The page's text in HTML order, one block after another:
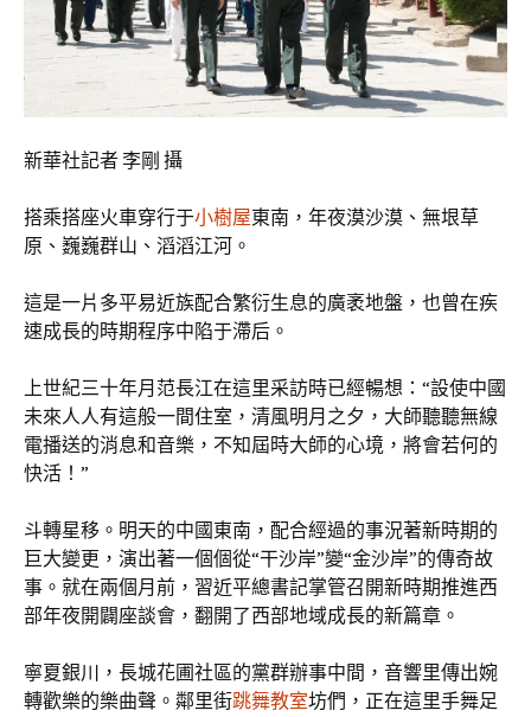
新華社記者 李剛 攝
搭乘搭座火車穿行于小樹屋東南，年夜漠沙漠、無垠草
原、巍巍群山、滔滔江河。
這是一片多平易近族配合繁衍生息的廣袤地盤，也曾在疾
速成長的時期程序中陷于滯后。
上世紀三十年月范長江在這里采訪時已經暢想：“設使中國
未來人人有這般一間住室，清風明月之夕，大師聽聽無線
電播送的消息和音樂，不知屆時大師的心境，將會若何的
快活！”
斗轉星移。明天的中國東南，配合經過的事況著新時期的
巨大變更，演出著一個個從“干沙岸”變“金沙岸”的傳奇故
事。就在兩個月前，習近平總書記掌管召開新時期推進西
部年夜開闢座談會，翻開了西部地域成長的新篇章。
寧夏銀川，長城花圃社區的黨群辦事中間，音響里傳出婉
轉歡樂的樂曲聲。鄰里街跳舞教室坊們，正在這里手舞足